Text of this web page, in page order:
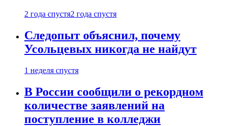
2 года спустя2 года спустя
Следопыт объяснил, почему
Усольцевых никогда не найдут
1 неделя спустя
В России сообщили о рекордном
количестве заявлений на
поступление в колледжи